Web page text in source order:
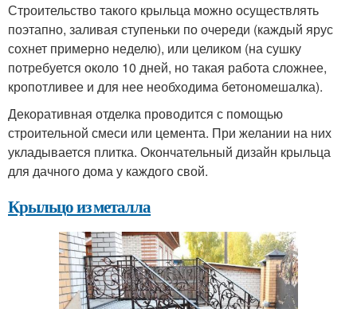
Строительство такого крыльца можно осуществлять
поэтапно, заливая ступеньки по очереди (каждый ярус
сохнет примерно неделю), или целиком (на сушку
потребуется около 10 дней, но такая работа сложнее,
кропотливее и для нее необходима бетономешалка).
Декоративная отделка проводится с помощью
строительной смеси или цемента. При желании на них
укладывается плитка. Окончательный дизайн крыльца
для дачного дома у каждого свой.
Крыльцо из металла